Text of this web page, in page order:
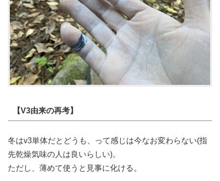
【V3由来の再考】
冬はv3単体だとどうも、って感じは今なお変わらない(指
先乾燥気味の人は良いらしい)。
ただし、薄めて使うと見事に化ける。